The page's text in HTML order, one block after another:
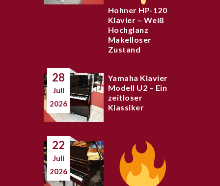
Hohner HP-120
Klavier – Weiß
Hochglanz
Makelloser
Zustand
28
Juli
2026
Yamaha Klavier
Modell U2 – Ein
zeitloser
Klassiker
22
Juli
2026